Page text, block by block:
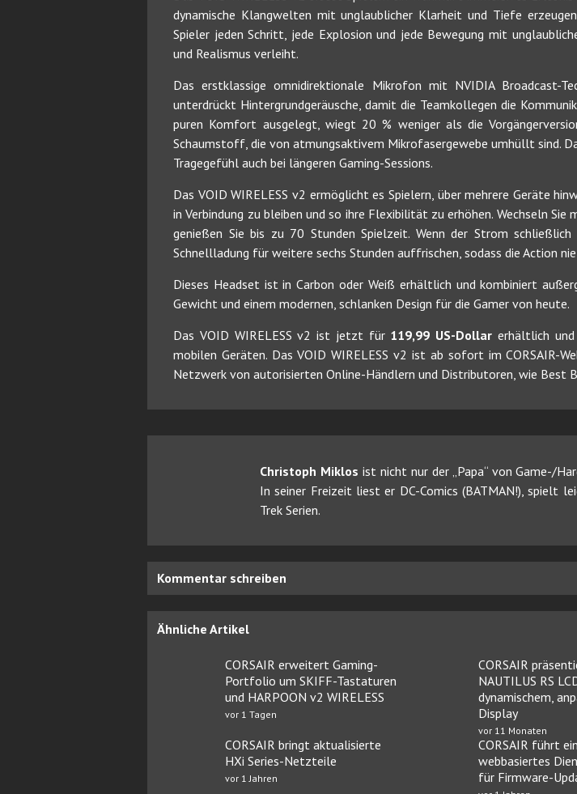
dynamische Klangwelten mit unglaublicher Klarheit und Tiefe
Spieler jeden Schritt, jede Explosion und jede Bewegung mit
und Realismus verleiht.
Das erstklassige omnidirektionale Mikrofon mit NVIDIA Broadcast-
unterdrückt Hintergrundgeräusche, damit die Teamkollegen die
puren Komfort ausgelegt, wiegt 20 % weniger als die
Schaumstoff, die von atmungsaktivem Mikrofasergewebe umhüllt sind.
Tragegefühl auch bei längeren Gaming-Sessions.
Das VOID WIRELESS v2 ermöglicht es Spielern, über mehrere Geräte
in Verbindung zu bleiben und so ihre Flexibilität zu erhöhen. Wechseln
genießen Sie bis zu 70 Stunden Spielzeit. Wenn der Strom
Schnellladung für weitere sechs Stunden auffrischen, sodass die Action
Dieses Headset ist in Carbon oder Weiß erhältlich und kombiniert
Gewicht und einem modernen, schlanken Design für die Gamer von heute.
Das VOID WIRELESS v2 ist jetzt für 119,99 US-Dollar erhältlich
mobilen Geräten. Das VOID WIRELESS v2 ist ab sofort im CORSAIR-
Netzwerk von autorisierten Online-Händlern und Distributoren, wie Best
Christoph Miklos ist nicht nur der „Papa“ von Game-/
In seiner Freizeit liest er DC-Comics (BATMAN!), spielt
Trek Serien.
Kommentar schreiben
Ähnliche Artikel
CORSAIR erweitert Gaming-
Portfolio um SKIFF-Tastaturen
und HARPOON v2 WIRELESS
vor 1 Tagen
CORSAIR
NAUTILUS RS
dynamischem,
Display
vor 11 Monaten
CORSAIR bringt aktualisierte
HXi Series-Netzteile
vor 1 Jahren
CORSAIR führt
webbasiertes
für Firmware-